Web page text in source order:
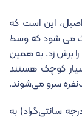
اصیل، این است که
می شود که وسط
برش زد. به همین
بسیار کوچک هستند
نیز در دمای بسیار بالا (۴۰۰ تا ۵۰۰ درجه سانتی‌گراد) به